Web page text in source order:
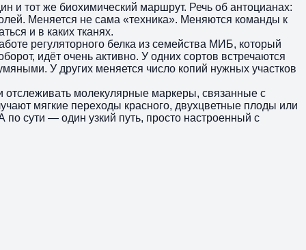
и тот же биохимический маршрут. Речь об антоцианах:
Меняется не сама «техника». Меняются команды к
и в каких тканях.
регуляторного белка из семейства МИБ, который
идёт очень активно. У одних сортов встречаются
У других меняется число копий нужных участков
отслеживать молекулярные маркеры, связанные с
мягкие переходы красного, двухцветные плоды или
сути — один узкий путь, просто настроенный с